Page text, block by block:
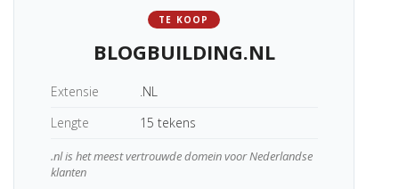
TE KOOP
BLOGBUILDING.NL
Extensie
.NL
Lengte
15 tekens
.nl is het meest vertrouwde domein voor Nederlandse
klanten